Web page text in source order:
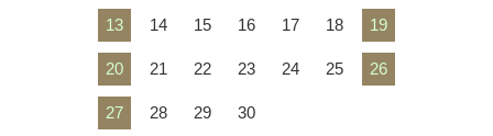
13 14 15 16 17 18 19
20 21 22 23 24 25 26
27 28 29 30